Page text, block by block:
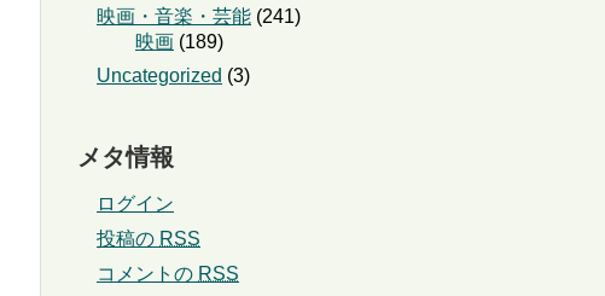
映画・音楽・芸能 (241)
映画 (189)
Uncategorized (3)
メタ情報
ログイン
投稿の RSS
コメントの RSS